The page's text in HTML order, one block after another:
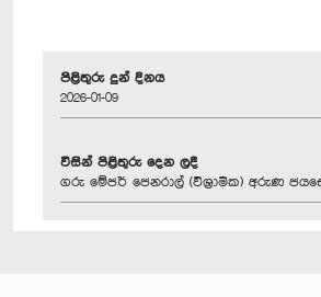
පිළිතුරු දුන් දිනය
2026-01-09
විසින් පිළිතුරු දෙන ලදී
ගරු මේජර් ‍ජෙනරාල් (විශ්‍රාමික) අරුණ